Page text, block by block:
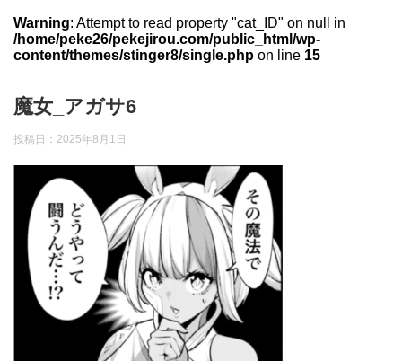
Warning: Attempt to read property "cat_ID" on null in
/home/peke26/pekejirou.com/public_html/wp-
content/themes/stinger8/single.php on line 15
魔女_アガサ6
投稿日： 2025年8月1日